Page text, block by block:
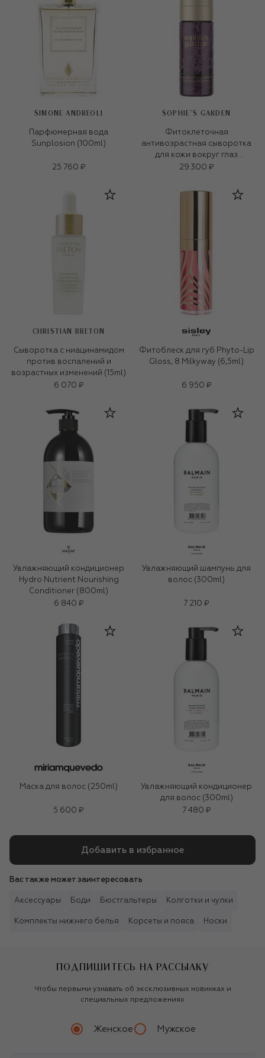
SIMONE ANDREOLI
Парфюмерная вода
Sunplosion (100ml)
25 760 ₽
SOPHIE`S GARDEN
Фитоклеточная
антивозрастная сыворотка
для кожи вокруг глаз
тройного действия (20ml)
29 300 ₽
CHRISTIAN BRETON
Сыворотка с ниацинамидом
против воспалений и
возрастных изменений (15ml)
6 070 ₽
Фитоблеск для губ Phyto-Lip
Gloss, 8 Milkyway (6,5ml)
6 950 ₽
Увлажняющий кондиционер
Hydro Nutrient Nourishing
Conditioner (800ml)
6 840 ₽
Увлажняющий шампунь для
волос (300ml)
7 210 ₽
Маска для волос (250ml)
5 600 ₽
Увлажняющий кондиционер
для волос (300ml)
7 480 ₽
Добавить в избранное
Вас также может заинтересовать
Аксессуары Боди Бюстгальтеры Колготки и чулки
Комплекты нижнего белья Корсеты и пояса Носки
ПОДПИШИТЕСЬ НА РАССЫЛКУ
Чтобы первыми узнавать об эксклюзивных новинках и
специальных предложениях
Женское Мужское